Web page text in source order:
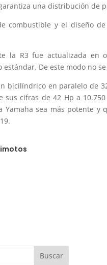
una distribución de
combustible y el diseño
la R3 fue actualizada en
estándar. De este modo no
bicilíndrico en paralelo de
sus cifras de 42 Hp a
Yamaha sea más potente y